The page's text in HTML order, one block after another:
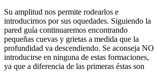
Su amplitud nos permite rodearlos e
introducirnos por sus oquedades. Siguiendo la
pared guía continuaremos encontrando
pequeñas cuevas y grietas a medida que la
profundidad va descendiendo. Se aconseja NO
introducirse en ninguna de estas formaciones,
ya que a diferencia de las primeras éstas son